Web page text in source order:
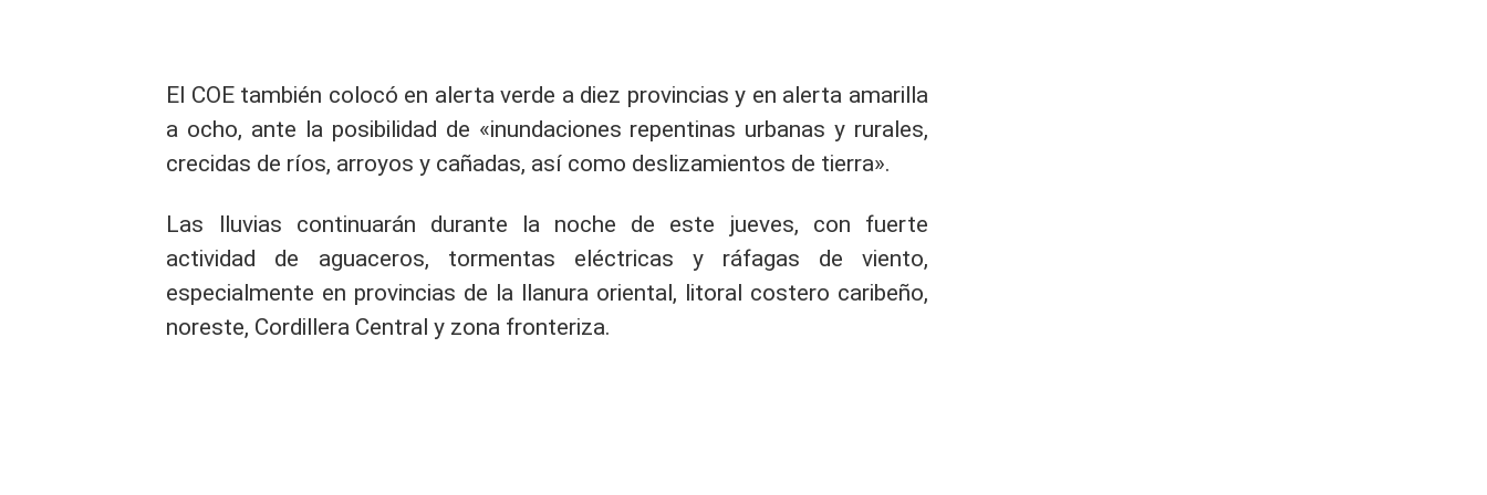
El COE también colocó en alerta verde a diez provincias y en alerta amarilla
a ocho, ante la posibilidad de «inundaciones repentinas urbanas y rurales,
crecidas de ríos, arroyos y cañadas, así como deslizamientos de tierra».
Las lluvias continuarán durante la noche de este jueves, con fuerte
actividad de aguaceros, tormentas eléctricas y ráfagas de viento,
especialmente en provincias de la llanura oriental, litoral costero caribeño,
noreste, Cordillera Central y zona fronteriza.